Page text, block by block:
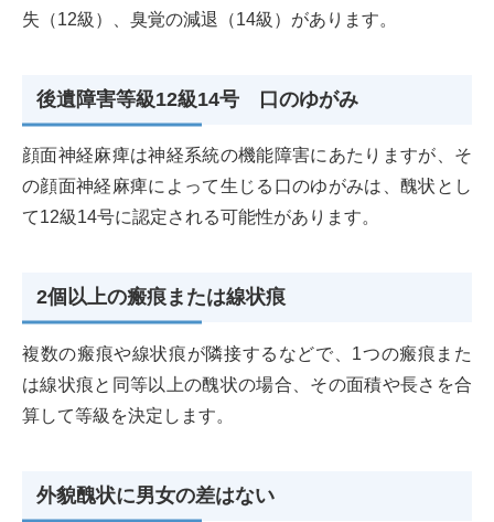
失（12級）、臭覚の減退（14級）があります。
後遺障害等級12級14号 口のゆがみ
顔面神経麻痺は神経系統の機能障害にあたりますが、そ
の顔面神経麻痺によって生じる口のゆがみは、醜状とし
て12級14号に認定される可能性があります。
2個以上の瘢痕または線状痕
複数の瘢痕や線状痕が隣接するなどで、1つの瘢痕また
は線状痕と同等以上の醜状の場合、その面積や長さを合
算して等級を決定します。
外貌醜状に男女の差はない